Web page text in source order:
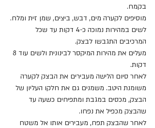
בקמח.
מוסיפים לקערה מים, דבש, ביצים, שמן זית ומלח.
לשים במהירות נמוכה כ-4 דקות עד שכל
המרכיבים התגבשו לבצק.
דקות.
לאחר סיום הלישה מעבירים את הבצק לקערה
משומנת היטב. משמנים גם את חלקו העליון של
הבצק, מכסים במגבת ומתפיחים כשעה עד
שהבצק מכפיל את נפחו.
לאחר שהבצק תפח, מעבירים אותו אל משטח